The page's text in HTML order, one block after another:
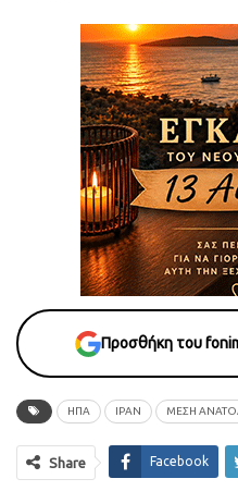
Προσθήκη του
ΗΠΑ ΙΡΑΝ ΜΕΣΗ
Share Facebook